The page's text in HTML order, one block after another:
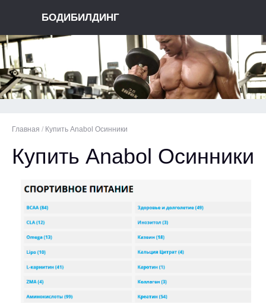
БОДИБИЛДИНГ
Главная / Купить Anabol Осинники
Купить Anabol Осинники